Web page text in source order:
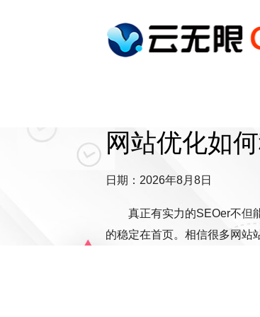
网站优化如
日期：2026年8月8日
真正有实力的SEOer不但
的稳定在首页。相信很多网站